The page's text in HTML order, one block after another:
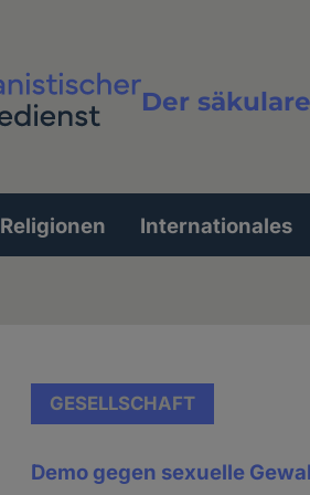
Der
Volltextsuche
Religionen Internationales
GESELLSCHAFT
Demo gegen sexuelle